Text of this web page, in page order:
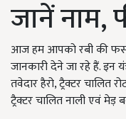
जानें नाम,
आज हम आपको रबी की
जानकारी देने जा रहे हैं. इन
तवेदार हैरो, ट्रैक्टर चालित
ट्रैक्टर चालित नाली एवं